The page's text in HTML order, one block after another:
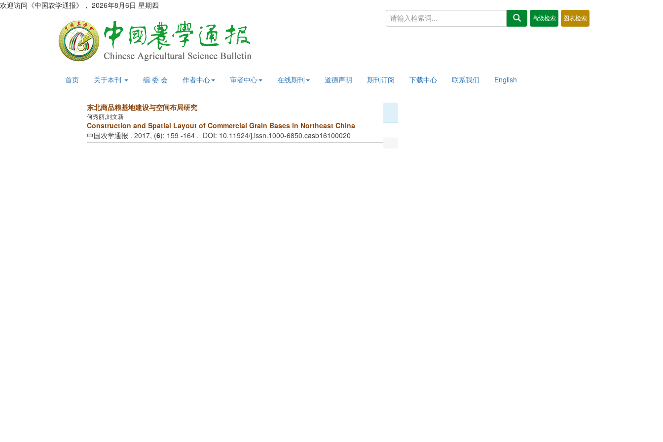
欢迎访问《中国农学通报》， 2026年8月6日 星期四
首页 关于本刊 编 委 会 作者中心 审者中心 在线期刊 道德声明 期刊订阅 下载中心 联系我们 English
东北商品粮基地建设与空间布局研究
何秀丽,刘文新
Construction and Spatial Layout of Commercial Grain Bases in Northeast China
中国农学通报 . 2017, (6): 159 -164 . DOI: 10.11924/j.issn.1000-6850.casb16100020